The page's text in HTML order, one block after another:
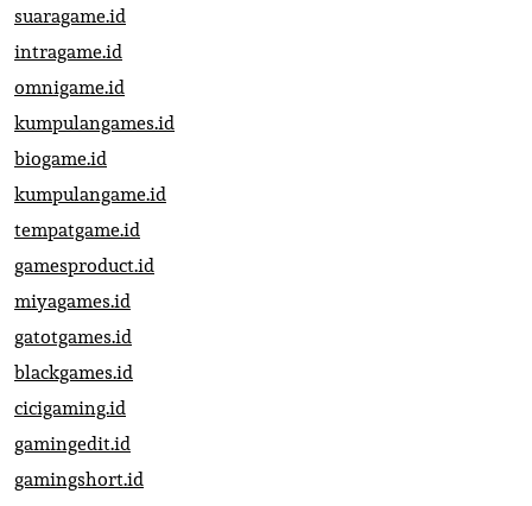
suaragame.id
intragame.id
omnigame.id
kumpulangames.id
biogame.id
kumpulangame.id
tempatgame.id
gamesproduct.id
miyagames.id
gatotgames.id
blackgames.id
cicigaming.id
gamingedit.id
gamingshort.id